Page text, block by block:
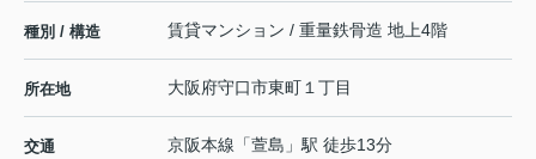
種別 / 構造 賃貸マンション / 重量鉄骨造 地上4階
所在地 大阪府守口市東町１丁目
交通 京阪本線 「萱島 」駅 徒歩13分